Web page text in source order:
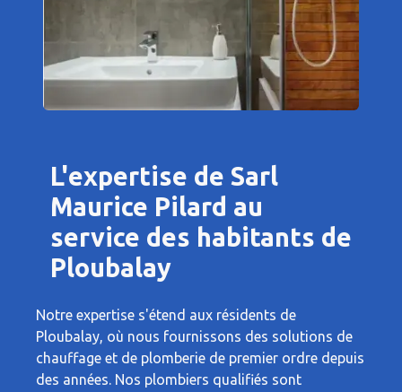
L'expertise de Sarl
Maurice Pilard au
service des habitants de
Ploubalay
Notre expertise s'étend aux résidents de
Ploubalay, où nous fournissons des solutions de
chauffage et de plomberie de premier ordre depuis
des années. Nos plombiers qualifiés sont